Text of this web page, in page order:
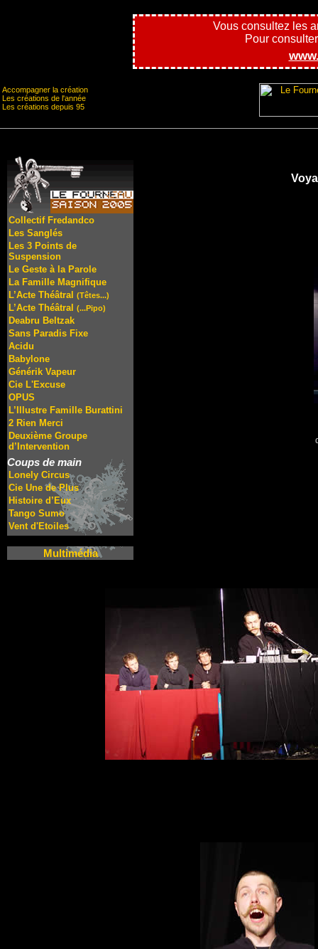
Vous consultez les
Pour
Accompagner la création
Les créations de l'année
Les créations depuis 95
Collectif Fredandco
Les Sanglés
Les 3 Points de
Suspension
Le Geste à la Parole
La Famille Magnifique
L’Acte Théâtral (Têtes...)
L’Acte Théâtral (...Pipo)
Deabru Beltzak
Sans Paradis Fixe
Acidu
Babylone
Générik Vapeur
Cie L'Excuse
OPUS
L’Illustre Famille Burattini
2 Rien Merci
Deuxième Groupe
d’Intervention
Coups de main
Lonely Circus
Cie Une de Plus
Histoire d’Eux
Tango Sumo
Vent d'Etoiles
Multimédia